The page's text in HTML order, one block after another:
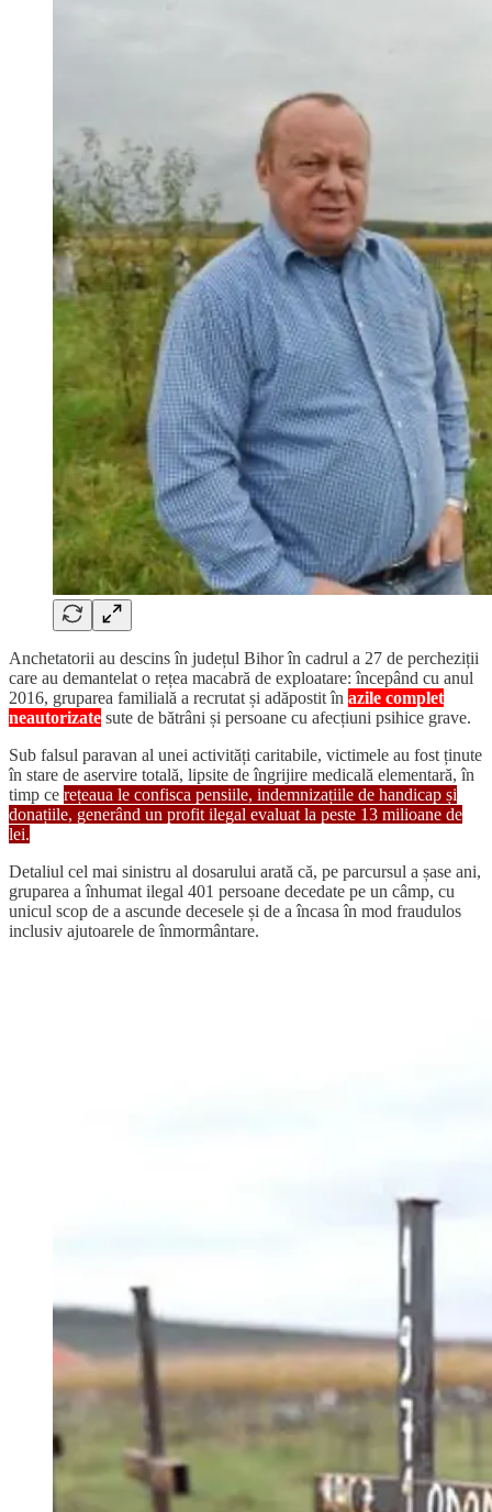
Anchetatorii au descins în județul Bihor în cadrul a 27 de percheziții
care au demantelat o rețea macabră de exploatare: începând cu anul
2016, gruparea familială a recrutat și adăpostit în azile complet
neautorizate sute de bătrâni și persoane cu afecțiuni psihice grave.
Sub falsul paravan al unei activități caritabile, victimele au fost ținute
în stare de aservire totală, lipsite de îngrijire medicală elementară, în
timp ce rețeaua le confisca pensiile, indemnizațiile de handicap și
donațiile, generând un profit ilegal evaluat la peste 13 milioane de
lei.
Detaliul cel mai sinistru al dosarului arată că, pe parcursul a șase ani,
gruparea a înhumat ilegal 401 persoane decedate pe un câmp, cu
unicul scop de a ascunde decesele și de a încasa în mod fraudulos
inclusiv ajutoarele de înmormântare.